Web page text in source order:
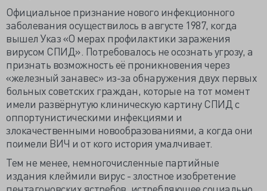
Официальное признание нового инфекционного
заболевания осуществилось в августе 1987, когда
вышел Указ «О мерах профилактики заражения
вирусом СПИД». Потребовалось не осознать угрозу, а
признать возможность её проникновения через
«железный занавес» из-за обнаружения двух первых
больных советских граждан, которые на тот момент
имели развёрнутую клиническую картину СПИД с
оппортунистическими инфекциями и
злокачественными новообразованиями, а когда они
поимели ВИЧ и от кого история умалчивает.
Тем не менее, немногочисленные партийные
издания клеймили вирус - злостное изобретение